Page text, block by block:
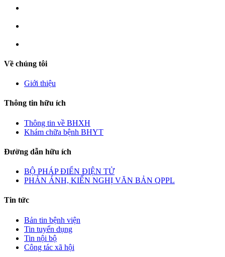
Về chúng tôi
Giới thiệu
Thông tin hữu ích
Thông tin về BHXH
Khám chữa bệnh BHYT
Đường dẫn hữu ích
BỘ PHÁP ĐIỂN ĐIỆN TỬ
PHẢN ÁNH, KIẾN NGHỊ VĂN BẢN QPPL
Tin tức
Bản tin bệnh viện
Tin tuyển dụng
Tin nội bộ
Công tác xã hội